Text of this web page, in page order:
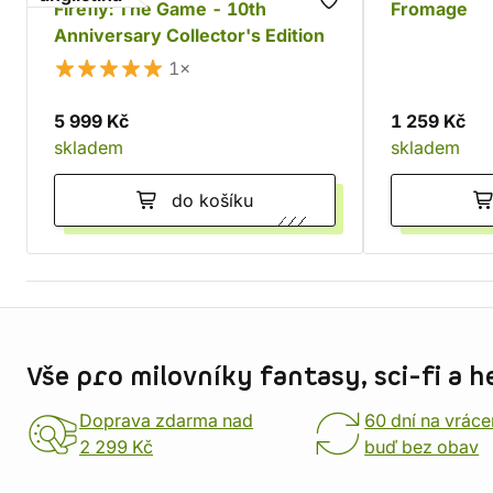
Firefly: The Game - 10th
Anniversary Collector's Edition
1×
5 999 Kč
skladem
do košíku
Fromage
1 259 Kč
skladem
Vše pro milovníky fantasy, sci-fi a
Doprava zdarma nad
2 299 Kč
60 dní na
buď bez obav